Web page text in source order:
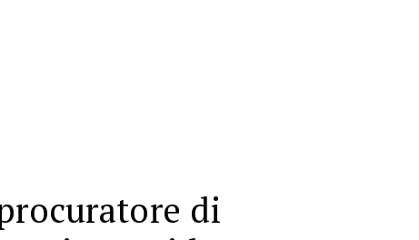
di